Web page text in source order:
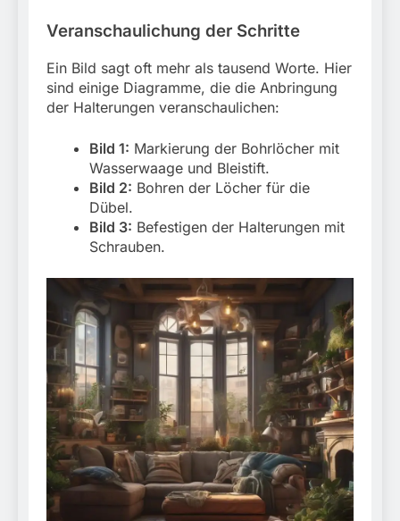
Veranschaulichung der Schritte
Ein Bild sagt oft mehr als tausend Worte. Hier
sind einige Diagramme, die die Anbringung
der Halterungen veranschaulichen:
Bild 1: Markierung der Bohrlöcher mit
Wasserwaage und Bleistift.
Bild 2: Bohren der Löcher für die
Dübel.
Bild 3: Befestigen der Halterungen mit
Schrauben.